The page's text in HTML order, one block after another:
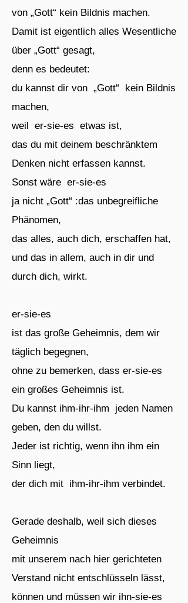
von „Gott“ kein Bildnis machen.
Damit ist eigentlich alles Wesentliche
über „Gott“ gesagt,
denn es bedeutet:
du kannst dir von „Gott“ kein Bildnis
machen,
weil er-sie-es etwas ist,
das du mit deinem beschränktem
Denken nicht erfassen kannst.
Sonst wäre er-sie-es
ja nicht „Gott“ :das unbegreifliche
Phänomen,
das alles, auch dich, erschaffen hat,
und das in allem, auch in dir und
durch dich, wirkt.
er-sie-es
ist das große Geheimnis, dem wir
täglich begegnen,
ohne zu bemerken, dass er-sie-es
ein großes Geheimnis ist.
Du kannst ihm-ihr-ihm jeden Namen
geben, den du willst.
Jeder ist richtig, wenn ihn ihm ein
Sinn liegt,
der dich mit ihm-ihr-ihm verbindet.
Gerade deshalb, weil sich dieses
Geheimnis
mit unserem nach hier gerichteten
Verstand nicht entschlüsseln lässt,
können und müssen wir ihn-sie-es